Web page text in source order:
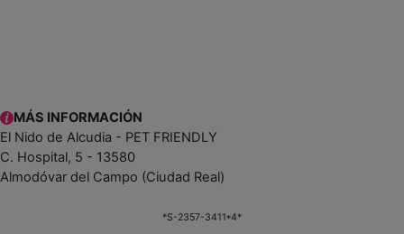
MÁS INFORMACIÓN
El Nido de Alcudia - PET FRIENDLY
C. Hospital, 5 - 13580
Almodóvar del Campo (Ciudad Real)
*S-2357-3411*4*